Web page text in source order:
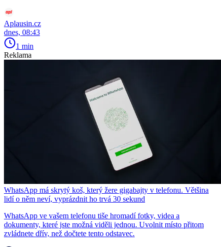
Aplausin.cz
dnes, 08:43
1 min
Reklama
WhatsApp má skrytý koš, který žere gigabajty v telefonu. Většina
lidí o něm neví, vyprázdnit ho trvá 30 sekund
WhatsApp ve vašem telefonu tiše hromadí fotky, videa a
dokumenty, které jste možná viděli jednou. Uvolnit místo přitom
zvládnete dřív, než dočtete tento odstavec.